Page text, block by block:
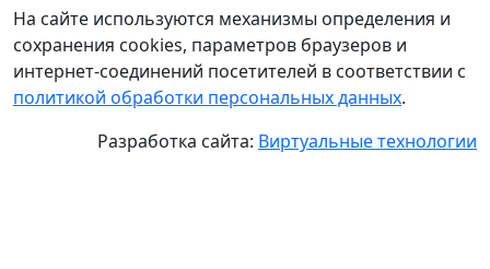
На сайте используются механизмы определения и
сохранения cookies, параметров браузеров и
интернет-соединений посетителей в соответствии с
политикой обработки персональных данных.
Разработка сайта: Виртуальные технологии